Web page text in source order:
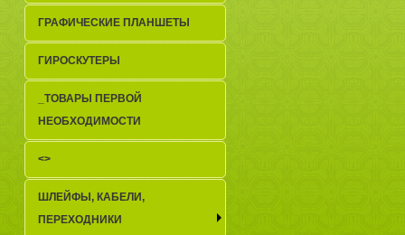
ГРАФИЧЕСКИЕ ПЛАНШЕТЫ
ГИРОСКУТЕРЫ
_TОВАРЫ ПЕРВОЙ
НЕОБХОДИМОСТИ
<>
ШЛЕЙФЫ, КАБЕЛИ,
ПЕРЕХОДНИКИ